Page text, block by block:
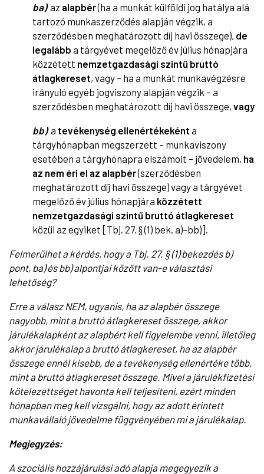
ba)az alapbér(ha a munkát külföldi jog hatálya alá
tartozó munkaszerződés alapján végzik, a
szerződésben meghatározott díj havi összege), de
legalább a tárgyévet megelőző év július hónapjára
közzétett nemzetgazdasági szintű bruttó
átlagkereset, vagy – ha a munkát munkavégzésre
irányuló egyéb jogviszony alapján végzik – a
szerződésben meghatározott díj havi összege, vagy
bb) a tevékenység ellenértékeként a
tárgyhónapban megszerzett – munkaviszony
esetében a tárgyhónapra elszámolt – jövedelem, ha
az nem éri el az alapbér(szerződésben
meghatározott díj havi összege) vagy a tárgyévet
megelőző év július hónapjára közzétett
nemzetgazdasági szintű bruttó átlagkereset
közül az egyiket [Tbj. 27. § (1) bek. a)–bb)].
Felmerülhet a kérdés, hogy a Tbj. 27. § (1) bekezdés b)
pont, ba) és bb) alpontjai között van-e választási
lehetőség?
Erre a válasz NEM, ugyanis, ha az alapbér összege
nagyobb, mint a bruttó átlagkereset összege, akkor
járulékalapként az alapbért kell figyelembe venni, illetőleg
akkor járulékalap a bruttó átlagkereset, ha az alapbér
összege ennél kisebb, de a tevékenység ellenértéke több,
mint a bruttó átlagkereset összege. Mivel a járulékfizetési
kötelezettséget havonta kell teljesíteni, ezért minden
hónapban meg kell vizsgálni, hogy az adott érintett
munkavállaló jövedelme függvényében mi a járulékalap.
Megjegyzés:
A szociális hozzájárulási adó alapja megegyezik a